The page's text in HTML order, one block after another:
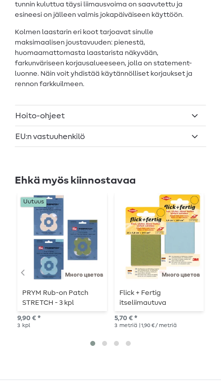
tunnin kuluttua täysi liimausvoima on saavutettu ja
esineesi on jälleen valmis jokapäiväiseen käyttöön.
Kolmen laastarin eri koot tarjoavat sinulle
maksimaalisen joustavuuden: pienestä,
huomaamattomasta laastarista näkyvään,
farkunväriseen korjausalueeseen, jolla on statement-
luonne. Näin voit yhdistää käytännölliset korjaukset ja
rennon farkkuilmeen.
Hoito-ohjeet
EU:n vastuuhenkilö
Ehkä myös kiinnostavaa
Много цветов
Uutuus
PRYM Rub-on Patch
STRETCH - 3 kpl
9,90 € *
3 kpl
Много цветов
Flick + Fertig
itseliimautuva
korjauslaastari 5,8 x 25
cm
5,70 € *
3 metriä | 1,90 € / metriä